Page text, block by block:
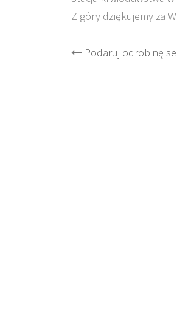
Z góry dziękujemy za
Post
Podaruj odrobinę